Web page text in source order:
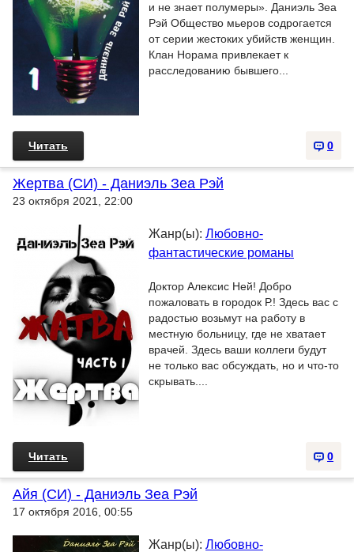
и не знает полумеры». Даниэль Зеа
Рэй Общество мьеров содрогается
от серии жестоких убийств женщин.
Клан Норама привлекает к
расследованию бывшего...
0
Читать
Жертва (СИ) - Даниэль Зеа Рэй
23 октября 2021, 22:00
Жанр(ы): Любовно-
фантастические романы
Доктор Алексис Ней! Добро
пожаловать в городок Р.! Здесь вас с
радостью возьмут на работу в
местную больницу, где не хватает
врачей. Здесь ваши коллеги будут
не только вас обсуждать, но и что-то
скрывать....
0
Читать
Айя (СИ) - Даниэль Зеа Рэй
17 октября 2016, 00:55
Жанр(ы): Любовно-